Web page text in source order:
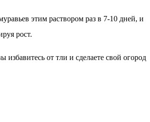
этим раствором раз в 7-10 дней, и
рост.
от тли и сделаете свой огород